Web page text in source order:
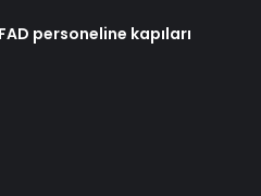
personeline kapıları